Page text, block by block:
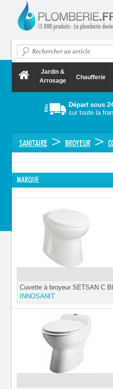
Jardin &
Arrosage
Chaufferie
Départ sous
sur toute la
SANITAIRE > BROYEUR >
MARQUE
Cuvette à broyeur SETSAN C
INNOSANIT